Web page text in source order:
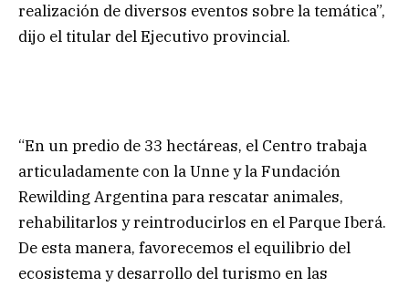
realización de diversos eventos sobre la temática”,
dijo el titular del Ejecutivo provincial.
“En un predio de 33 hectáreas, el Centro trabaja
articuladamente con la Unne y la Fundación
Rewilding Argentina para rescatar animales,
rehabilitarlos y reintroducirlos en el Parque Iberá.
De esta manera, favorecemos el equilibrio del
ecosistema y desarrollo del turismo en las